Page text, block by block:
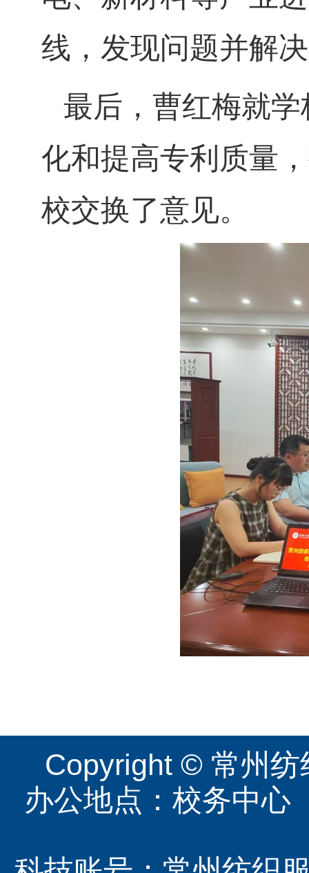
线，发现问题并解
最后，曹红梅就
化和提高专利质量
校交换了意见。
Copyright © 常州纺
办公地点：校务中